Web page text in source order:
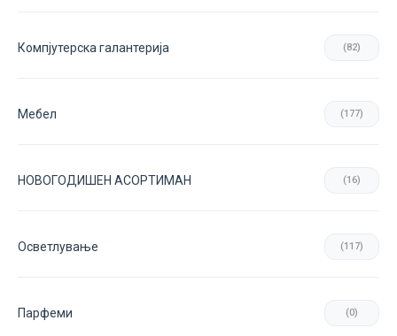
Компјутерска галантерија (82)
Мебел (177)
НОВОГОДИШЕН АСОРТИМАН (16)
Осветлување (117)
Парфеми (0)